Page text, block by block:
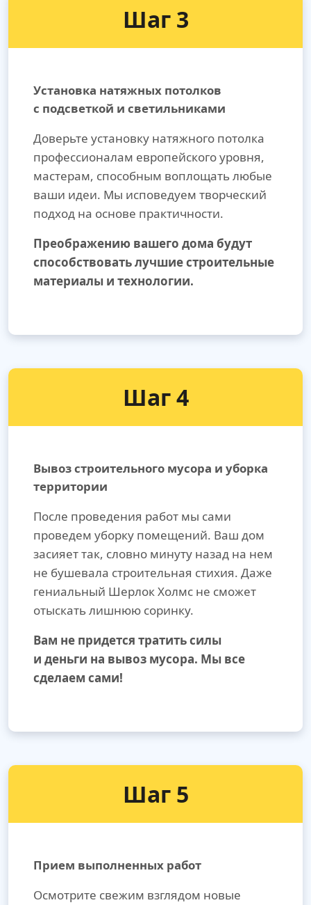
Шаг 3
Установка натяжных потолков
с подсветкой и светильниками
Доверьте установку натяжного потолка
профессионалам европейского уровня,
мастерам, способным воплощать любые
ваши идеи. Мы исповедуем творческий
подход на основе практичности.
Преображению вашего дома будут
способствовать лучшие строительные
материалы и технологии.
Шаг 4
Вывоз строительного мусора и уборка
территории
После проведения работ мы сами
проведем уборку помещений. Ваш дом
засияет так, словно минуту назад на нем
не бушевала строительная стихия. Даже
гениальный Шерлок Холмс не сможет
отыскать лишнюю соринку.
Вам не придется тратить силы
и деньги на вывоз мусора. Мы все
сделаем сами!
Шаг 5
Прием выполненных работ
Осмотрите свежим взглядом новые